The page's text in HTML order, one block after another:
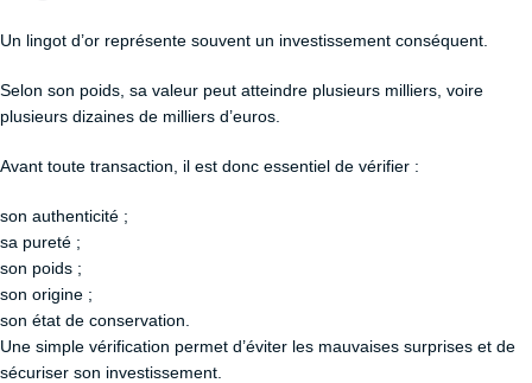
Un lingot d’or représente souvent un investissement conséquent.
Selon son poids, sa valeur peut atteindre plusieurs milliers, voire
plusieurs dizaines de milliers d’euros.
Avant toute transaction, il est donc essentiel de vérifier :
son authenticité ;
sa pureté ;
son poids ;
son origine ;
son état de conservation.
Une simple vérification permet d’éviter les mauvaises surprises et de
sécuriser son investissement.